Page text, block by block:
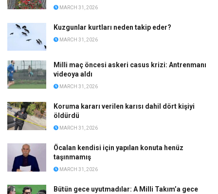
MARCH 31, 2026
Kuzgunlar kurtları neden takip eder?
MARCH 31, 2026
Milli maç öncesi askeri casus krizi: Antrenmanı
videoya aldı
MARCH 31, 2026
Koruma kararı verilen karısı dahil dört kişiyi
öldürdü
MARCH 31, 2026
Öcalan kendisi için yapılan konuta henüz
taşınmamış
MARCH 31, 2026
Bütün gece uyutmadılar: A Milli Takım’a gece